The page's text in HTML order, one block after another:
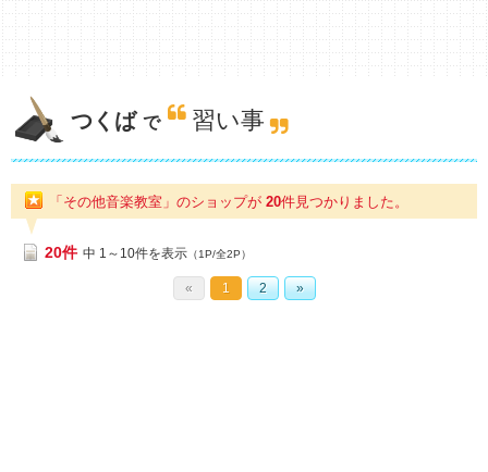
つくば で 習い事
「その他音楽教室」のショップが 20件見つかりました。
20件 中 1～10件を表示 （1P/全2P）
« 1 2 »